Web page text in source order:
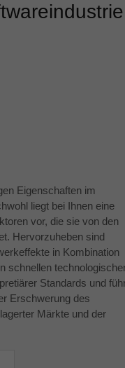
Eigenschaften im
liegt bei Ihnen eine
vor, die sie von den
Hervorzuheben sind
in Kombination
schnellen
Standards und
Erschwerung des
Märkte und der